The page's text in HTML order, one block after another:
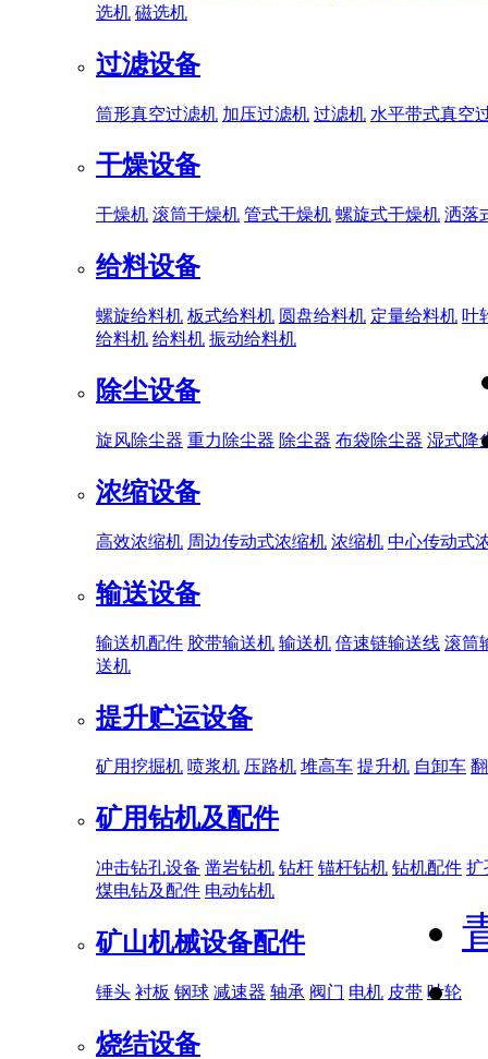
选机 磁选机
过滤设备
筒形真空过滤机 加压过滤机 过滤机 水平带式真空
干燥设备
干燥机 滚筒干燥机 管式干燥机 螺旋式干燥机 洒落
给料设备
螺旋给料机 板式给料机 圆盘给料机 定量给料机 叶
给料机 给料机 振动给料机
除尘设备
旋风除尘器 重力除尘器 除尘器 布袋除尘器 湿式降
浓缩设备
高效浓缩机 周边传动式浓缩机 浓缩机 中心传动式
输送设备
输送机配件 胶带输送机 输送机 倍速链输送线 滚筒
送机
提升贮运设备
矿用挖掘机 喷浆机 压路机 堆高车 提升机 自卸车
矿用钻机及配件
冲击钻孔设备 凿岩钻机 钻杆 锚杆钻机 钻机配件 扩
煤电钻及配件 电动钻机
矿山机械设备配件
锤头 衬板 钢球 减速器 轴承 阀门 电机 皮带 叶轮
烧结设备